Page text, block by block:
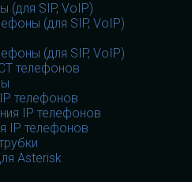
(для SIP, VoIP)
(для SIP, VoIP)
(для SIP, VoIP)
телефонов
телефонов
IP телефонов
IP телефонов
Asterisk